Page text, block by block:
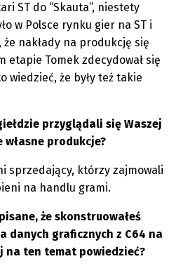
ST do “Skauta”, niestety
w Polsce rynku gier na ST i
że nakłady na produkcję się
etapie Tomek zdecydował się
wiedzieć, że były też takie
przyglądali się Waszej
produkcje?
sprzedający, którzy zajmowali
na handlu grami.
że skonstruowałeś
danych graficznych z C64 na
na ten temat powiedzieć?